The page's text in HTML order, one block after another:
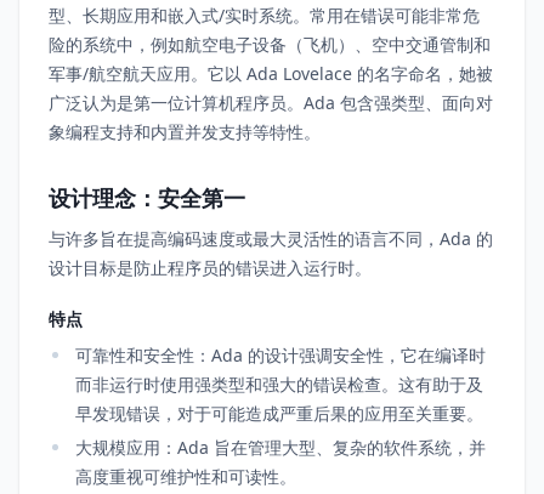
型、长期应用和嵌入式/实时系统。常用在错误可能非常危
险的系统中，例如航空电子设备（飞机）、空中交通管制和
军事/航空航天应用。它以 Ada Lovelace 的名字命名，她被
广泛认为是第一位计算机程序员。Ada 包含强类型、面向对
象编程支持和内置并发支持等特性。
设计理念：安全第一
与许多旨在提高编码速度或最大灵活性的语言不同，Ada 的
设计目标是防止程序员的错误进入运行时。
特点
可靠性和安全性：Ada 的设计强调安全性，它在编译时
而非运行时使用强类型和强大的错误检查。这有助于及
早发现错误，对于可能造成严重后果的应用至关重要。
大规模应用：Ada 旨在管理大型、复杂的软件系统，并
高度重视可维护性和可读性。